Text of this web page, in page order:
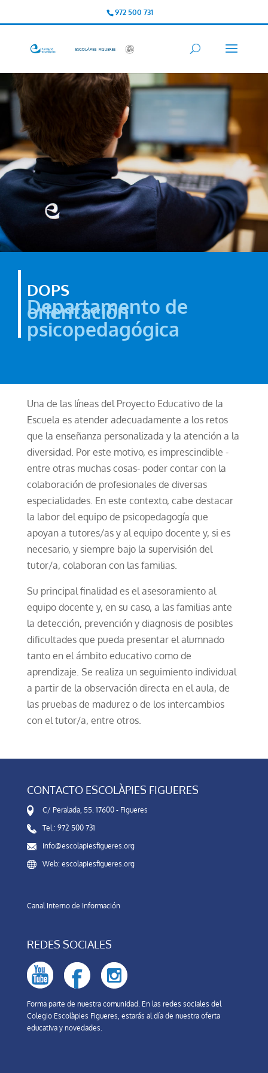
972 500 731
DOPS
Departamento de
orientación
psicopedagógica
Una de las líneas del Proyecto Educativo de la
Escuela es atender adecuadamente a los retos
que la enseñanza personalizada y la atención a la
diversidad. Por este motivo, es imprescindible -
entre otras muchas cosas- poder contar con la
colaboración de profesionales de diversas
especialidades. En este contexto, cabe destacar
la labor del equipo de psicopedagogía que
apoyan a tutores/as y al equipo docente y, si es
necesario, y siempre bajo la supervisión del
tutor/a, colaboran con las familias.
Su principal finalidad es el asesoramiento al
equipo docente y, en su caso, a las familias ante
la detección, prevención y diagnosis de posibles
dificultades que pueda presentar el alumnado
tanto en el ámbito educativo como de
aprendizaje. Se realiza un seguimiento individual
a partir de la observación directa en el aula, de
las pruebas de madurez o de los intercambios
con el tutor/a, entre otros.
CONTACTO ESCOLÀPIES FIGUERES
C/ Peralada, 55. 17600 - Figueres
Tel.: 972 500 731
info@escolapiesfigueres.org
Web: escolapiesfigueres.org
Canal Interno de Información
REDES SOCIALES
Forma parte de nuestra comunidad. En las redes sociales del
Colegio Escolàpies Figueres, estarás al día de nuestra oferta
educativa y novedades.